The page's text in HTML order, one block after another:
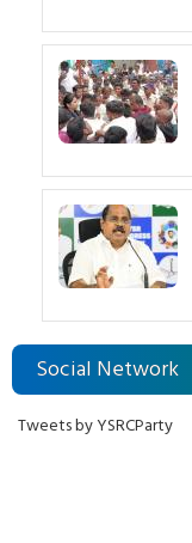
Social Network
Tweets by YSRCParty